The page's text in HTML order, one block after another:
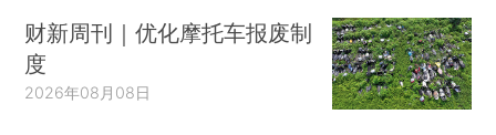
财新周刊｜优化摩托车报废制
度
2026年08月08日